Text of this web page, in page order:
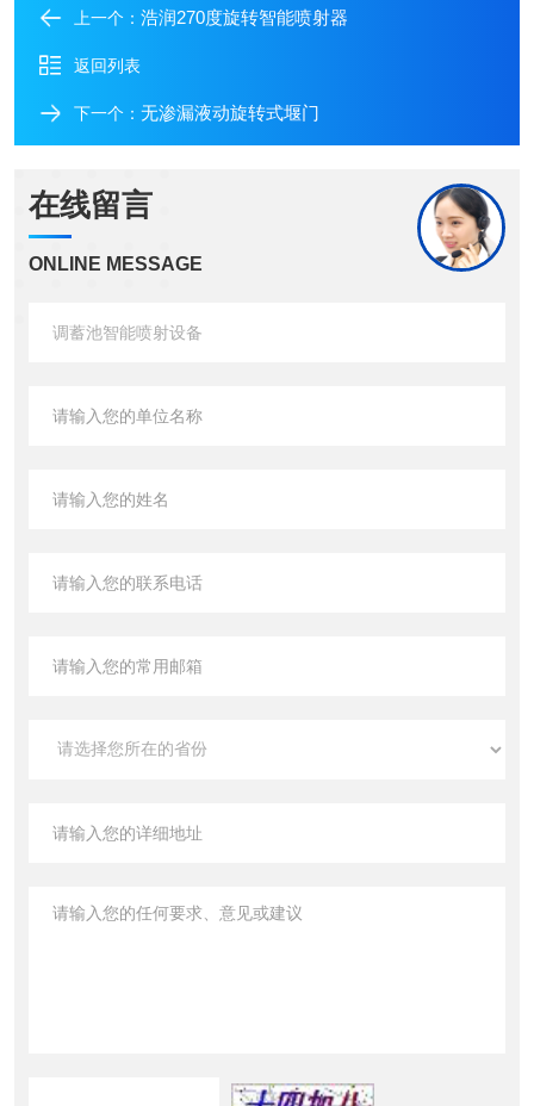
上一个： 浩润270度旋转智能喷射器
返回列表
下一个： 无渗漏液动旋转式堰门
在线留言
ONLINE MESSAGE